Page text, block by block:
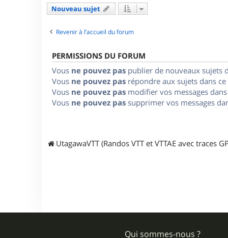
Nouveau sujet
Revenir à l’accueil du forum
PERMISSIONS DU FORUM
Vous ne pouvez pas publier de nouveaux sujets
Vous ne pouvez pas répondre aux sujets dans
Vous ne pouvez pas modifier vos messages
Vous ne pouvez pas supprimer vos messages
UtagawaVTT (Randos VTT et VTTAE avec traces
Qui sommes-nous ?